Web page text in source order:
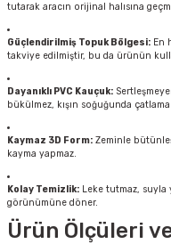
tutarak aracın orijinal halısına
Güçlendirilmiş Topuk Bölgesi: En
takviye edilmiştir, bu da ürünün
Dayanıklı PVC Kauçuk:
bükülmez, kışın soğuğunda
Kaymaz 3D Form: Zeminle
kayma yapmaz.
Kolay Temizlik: Leke tutmaz, suyla
görünümüne döner.
Ürün Ölçüleri